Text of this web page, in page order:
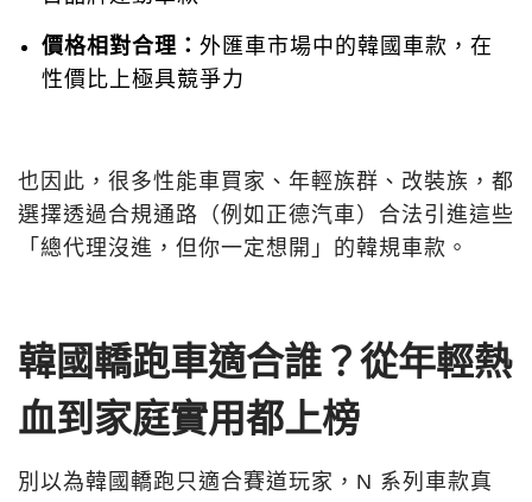
價格相對合理： 外匯車市場中的韓國車款，在
性價比上極具競爭力
也因此，很多性能車買家、年輕族群、改裝族，都
選擇透過合規通路（例如正德汽車）合法引進這些
「總代理沒進，但你一定想開」的韓規車款。
韓國轎跑車適合誰？從年輕熱
血到家庭實用都上榜
別以為韓國轎跑只適合賽道玩家，N 系列車款真